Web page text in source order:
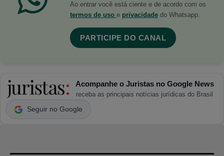
Ao entrar você está ciente e de acordo com os
termos de uso e privacidade do Whatsapp.
PARTICIPE DO CANAL
Acompanhe o Juristas no Google News
receba as principais notícias jurídicas do Brasil
Seguir no Google